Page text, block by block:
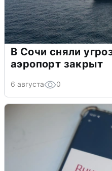
В Сочи сняли
аэропорт закрыт
6 августа 0